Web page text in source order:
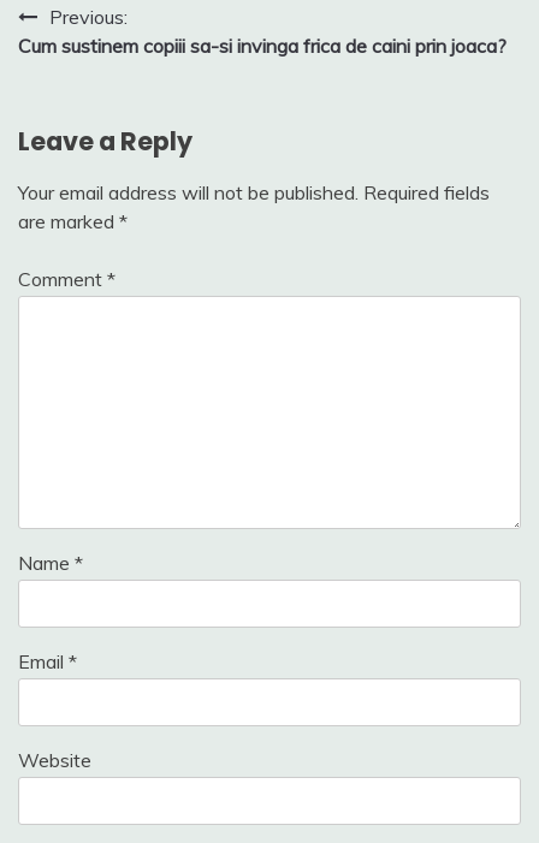
Post
navigation
Previous:
Cum sustinem copiii sa-si invinga frica de caini prin joaca?
Leave a Reply
Your email address will not be published. Required fields
are marked *
Comment *
Name *
Email *
Website